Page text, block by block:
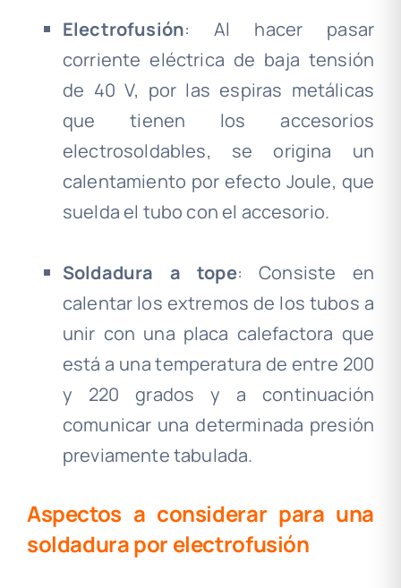
Electrofusión: Al hacer pasar
corriente eléctrica de baja tensión
de 40 V, por las espiras metálicas
que tienen los accesorios
electrosoldables, se origina un
calentamiento por efecto Joule, que
suelda el tubo con el accesorio.
Soldadura a tope: Consiste en
calentar los extremos de los tubos a
unir con una placa calefactora que
está a una temperatura de entre 200
y 220 grados y a continuación
comunicar una determinada presión
previamente tabulada.
Aspectos a considerar para una
soldadura por electrofusión